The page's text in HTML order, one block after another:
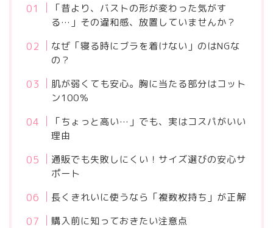
「昔より、バストの形が変わった気がす
る…」その違和感、放置していませんか？
なぜ「寝る時にブラを着けない」のはNGな
の？
肌が弱くても安心。胸に当たる部分はコット
ン100％
「ちょっと高い…」でも、実はコスパがいい
理由
通販でも失敗しにくい！サイズ選びの安心サ
ポート
長くきれいに使うなら「複数枚持ち」が正解
購入前に知っておきたい注意点